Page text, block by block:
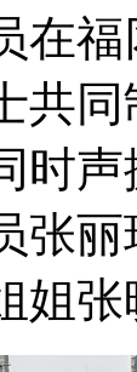
在
共
时
张
姐张